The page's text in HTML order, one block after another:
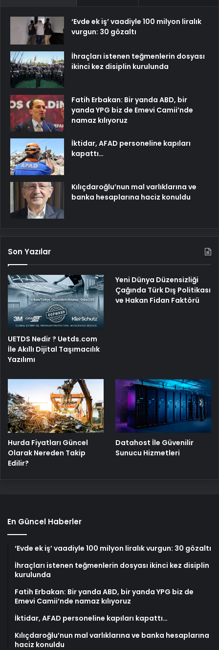
‘Evde ek iş’ vaadiyle 100 milyon liralık
vurgun: 30 gözaltı
İhraçları istenen teğmenlerin dosyası
ikinci kez disiplin kurulunda
Fatih Erbakan: Bir yanda ABD, bir
yanda YPG biz de Emevi Camii’nde
namaz kılıyoruz
İktidar, AFAD personeline kapıları
kapattı…
Kılıçdaroğlu’nun mal varlıklarına ve
banka hesaplarına haciz konuldu
Son Yazılar
UETDS Nedir ? Uetds.com
İle Akıllı Dijital Taşımacılık
Yazılımı
Yeni Dünya Düzensizliği
Çağında Türk Dış Politikası
ve Hakan Fidan Faktörü
Hurda Fiyatları Güncel
Olarak Nereden Takip
Edilir?
Datahost İle Güvenilir
Sunucu Hizmetleri
En Güncel Haberler
‘Evde ek iş’ vaadiyle 100 milyon liralık vurgun: 30 gözaltı
İhraçları istenen teğmenlerin dosyası ikinci kez disiplin
kurulunda
Fatih Erbakan: Bir yanda ABD, bir yanda YPG biz de
Emevi Camii’nde namaz kılıyoruz
İktidar, AFAD personeline kapıları kapattı…
Kılıçdaroğlu’nun mal varlıklarına ve banka hesaplarına
haciz konuldu